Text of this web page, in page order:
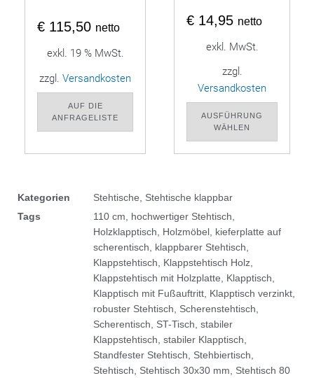
€ 115,50 netto
exkl. 19 % MwSt.
zzgl. Versandkosten
AUF DIE
ANFRAGELISTE
€ 14,95 netto
exkl. MwSt.
zzgl.
Versandkosten
AUSFÜHRUNG
WÄHLEN
Kategorien Stehtische, Stehtische klappbar
Tags
110 cm, hochwertiger Stehtisch,
Holzklapptisch, Holzmöbel, kieferplatte auf
scherentisch, klappbarer Stehtisch,
Klappstehtisch, Klappstehtisch Holz,
Klappstehtisch mit Holzplatte, Klapptisch,
Klapptisch mit Fußauftritt, Klapptisch verzinkt,
robuster Stehtisch, Scherenstehtisch,
Scherentisch, ST-Tisch, stabiler
Klappstehtisch, stabiler Klapptisch,
Standfester Stehtisch, Stehbiertisch,
Stehtisch, Stehtisch 30x30 mm, Stehtisch 80